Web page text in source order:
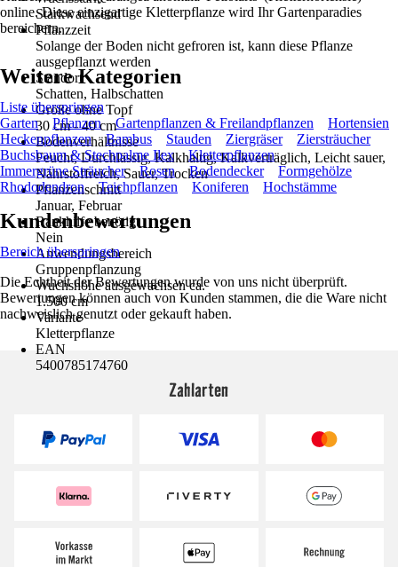
Starkwachsend
Pflanzzeit
Solange der Boden nicht gefroren ist, kann diese Pflanze
ausgepflanzt werden
Standort
Schatten, Halbschatten
Größe ohne Topf
30 cm - 40 cm
Bodenverhältnisse
Feucht, Durchlässig, Kalkhaltig, Kalkverträglich, Leicht sauer,
Nährstoffreich, Sauer, Trocken
Pflanzenschnitt
Januar, Februar
Rankhilfe benötigt
Nein
Anwendungsbereich
Gruppenpflanzung
Wuchshöhe ausgewachsen ca.
1.500 cm
Variante
Kletterpflanze
EAN
5400785174760
online. Diese einzigartige Kletterpflanze wird Ihr Gartenparadies
bereichern.
Weitere Kategorien
Liste überspringen
Garten
Pflanzen Gartenpflanzen & Freilandpflanzen
Hortensien
Heckenpflanzen
Bambus Stauden Ziergräser
Ziersträucher
Buchsbaum & Stechpalme Ilex
Kletterpflanzen
Immergrüne Sträucher
Rosen Bodendecker
Formgehölze
Rhododendron
Teichpflanzen Koniferen Hochstämme
Kundenbewertungen
Bereich überspringen
Die Echtheit der Bewertungen wurde von uns nicht überprüft.
Bewertungen können auch von Kunden stammen, die die Ware nicht
nachweislich genutzt oder gekauft haben.
Zahlarten